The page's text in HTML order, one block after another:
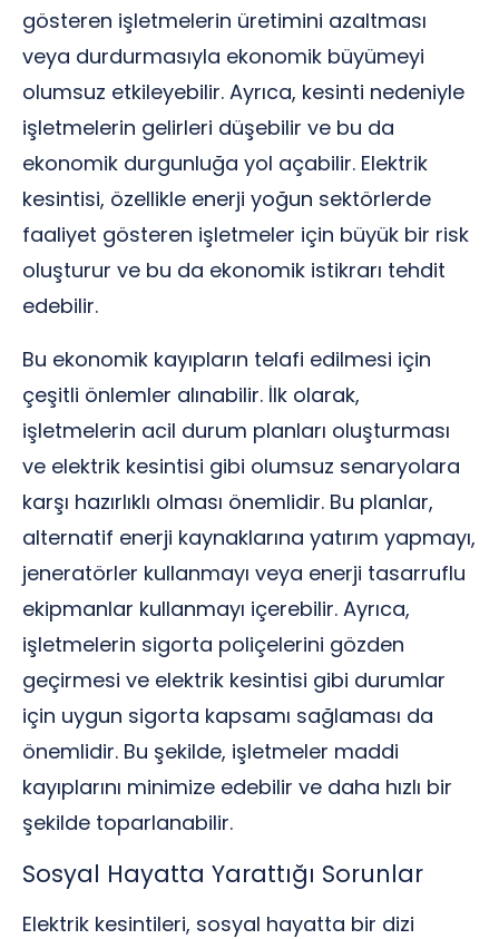
gösteren işletmelerin üretimini azaltması
veya durdurmasıyla ekonomik büyümeyi
olumsuz etkileyebilir. Ayrıca, kesinti nedeniyle
işletmelerin gelirleri düşebilir ve bu da
ekonomik durgunluğa yol açabilir. Elektrik
kesintisi, özellikle enerji yoğun sektörlerde
faaliyet gösteren işletmeler için büyük bir risk
oluşturur ve bu da ekonomik istikrarı tehdit
edebilir.
Bu ekonomik kayıpların telafi edilmesi için
çeşitli önlemler alınabilir. İlk olarak,
işletmelerin acil durum planları oluşturması
ve elektrik kesintisi gibi olumsuz senaryolara
karşı hazırlıklı olması önemlidir. Bu planlar,
alternatif enerji kaynaklarına yatırım yapmayı,
jeneratörler kullanmayı veya enerji tasarruflu
ekipmanlar kullanmayı içerebilir. Ayrıca,
işletmelerin sigorta poliçelerini gözden
geçirmesi ve elektrik kesintisi gibi durumlar
için uygun sigorta kapsamı sağlaması da
önemlidir. Bu şekilde, işletmeler maddi
kayıplarını minimize edebilir ve daha hızlı bir
şekilde toparlanabilir.
Sosyal Hayatta Yarattığı Sorunlar
Elektrik kesintileri, sosyal hayatta bir dizi